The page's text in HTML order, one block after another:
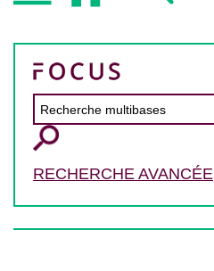
RECHERCHE AVANCÉE